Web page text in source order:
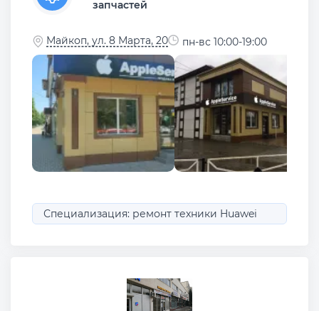
запчастей
Майкоп, ул. 8 Марта, 20 пн-вс 10:00-19:00
Специализация: ремонт техники Huawei